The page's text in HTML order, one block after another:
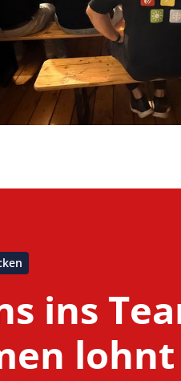
ins
lohnt